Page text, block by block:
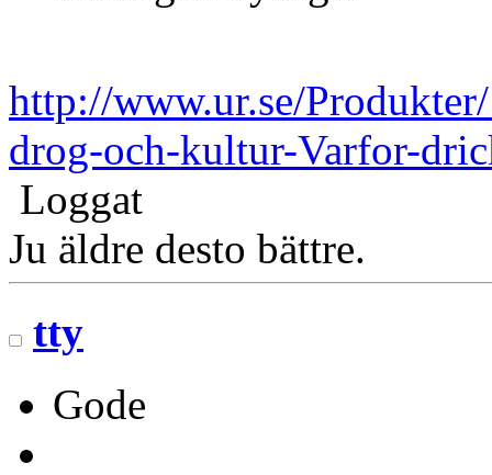
http://www.ur.se/
drog-och-kultur-Varfor-
Loggat
Ju äldre desto bättre.
tty
Gode